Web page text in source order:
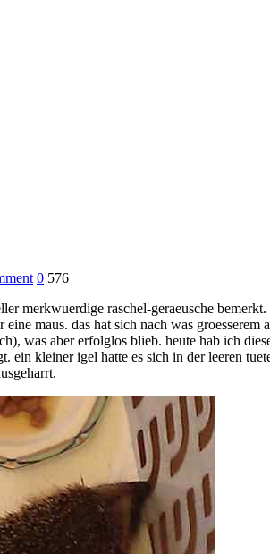
on
0 576
merkwuerdige raschel-geraeusche bemerkt.
eine maus. das hat sich nach was
was aber erfolglos blieb. heute hab ich
ein kleiner igel hatte es sich in der leeren